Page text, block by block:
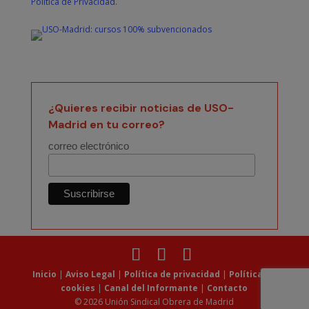
¿Quieres recibir noticias de USO-
Madrid en tu correo?
correo electrónico
Inicio |Aviso Legal | Política de privacidad | Política de
cookies | Canal del Informante | Contacto
© 2026 Unión Sindical Obrera de Madrid